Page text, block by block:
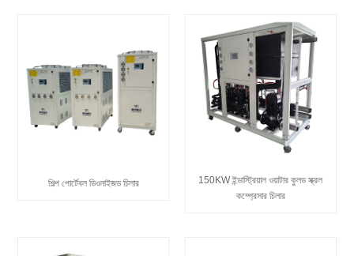
শিল্প পোর্টেবল ডিওনাইজড চিলার
150KW ইন্ডাস্ট্রিয়াল ওয়াটার কুলড স্ক্রল
কম্প্রেসার চিলার